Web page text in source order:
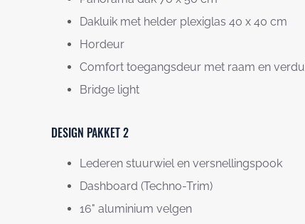
Dakluik met helder plexiglas 40 x 40 cm
Hordeur
Comfort toegangsdeur met raam en
Bridge light
DESIGN PAKKET 2
Lederen stuurwiel en versnellingspook
Dashboard (Techno-Trim)
16" aluminium velgen